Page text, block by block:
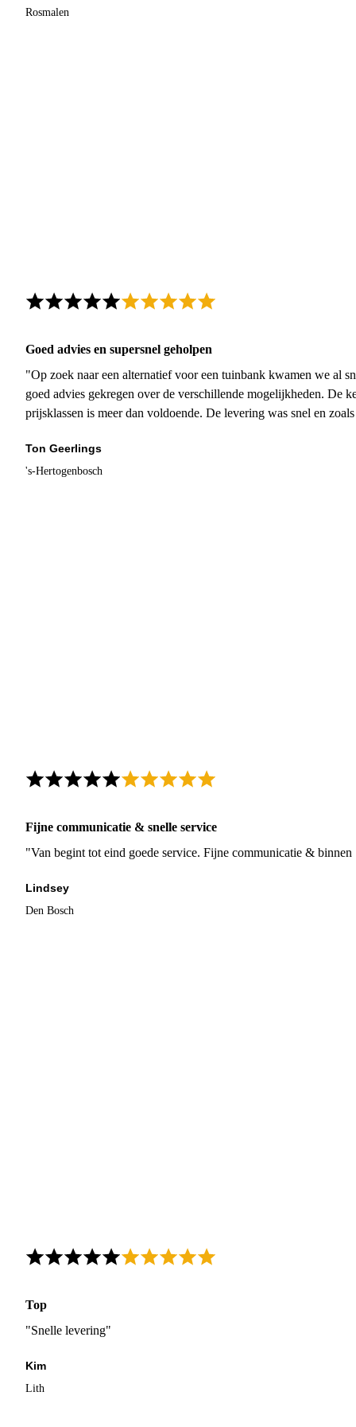
Rosmalen
Goed advies en supersnel geholpen
"Op zoek naar een alternatief voor een tuinbank kwamen we al
goed advies gekregen over de verschillende mogelijkheden. De
prijsklassen is meer dan voldoende. De levering was snel en
Ton Geerlings
's-Hertogenbosch
Fijne communicatie & snelle service
"Van begint tot eind goede service. Fijne communicatie &
Lindsey
Den Bosch
Top
"Snelle levering"
Kim
Lith